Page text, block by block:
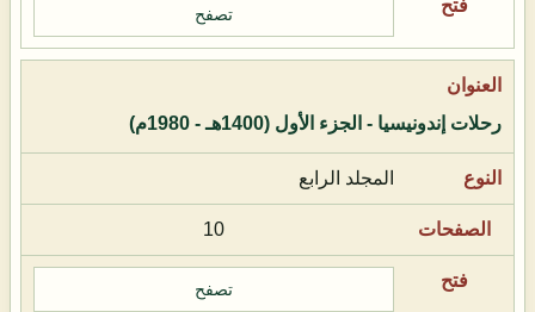
تصفح
رحلات إندونيسيا - الجزء الأول (1400هـ - 1980م)
المجلد الرابع
10
تصفح